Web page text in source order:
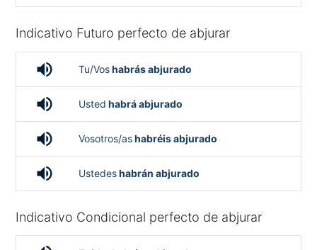
Indicativo Futuro perfecto de abjurar
volume_up Tu/Voshabrás abjurado
volume_up Usted habrá abjurado
volume_up Vosotros/ashabréis abjurado
volume_up Ustedeshabrán abjurado
Indicativo Condicional perfecto de abjurar